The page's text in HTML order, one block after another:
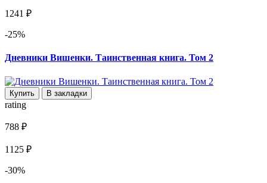
1241 ₽
-25%
Дневники Вишенки. Таинственная книга. Том 2
Купить В закладки
rating
788 ₽
1125 ₽
-30%